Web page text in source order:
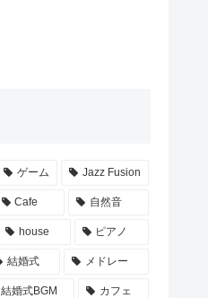
ゲーム Jazz Fusion
Cafe 自然音
house ピアノ
結婚式 メドレー
結婚式BGM カフェ